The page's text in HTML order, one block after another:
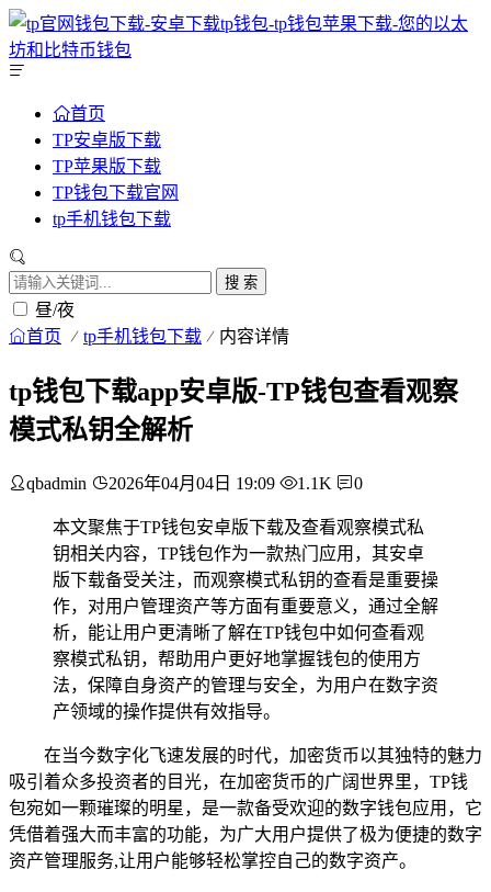
首页
TP安卓版下载
TP苹果版下载
TP钱包下载官网
tp手机钱包下载
搜 索
昼/夜
首页 tp手机钱包下载 内容详情
tp钱包下载app安卓版-TP钱包查看观察
模式私钥全解析
qbadmin 2026年04月04日 19:09 1.1K 0
本文聚焦于TP钱包安卓版下载及查看观察模式私
钥相关内容，TP钱包作为一款热门应用，其安卓
版下载备受关注，而观察模式私钥的查看是重要操
作，对用户管理资产等方面有重要意义，通过全解
析，能让用户更清晰了解在TP钱包中如何查看观
察模式私钥，帮助用户更好地掌握钱包的使用方
法，保障自身资产的管理与安全，为用户在数字资
产领域的操作提供有效指导。
在当今数字化飞速发展的时代，加密货币以其独特的魅力
吸引着众多投资者的目光，在加密货币的广阔世界里，TP钱
包宛如一颗璀璨的明星，是一款备受欢迎的数字钱包应用，它
凭借着强大而丰富的功能，为广大用户提供了极为便捷的数字
资产管理服务,让用户能够轻松掌控自己的数字资产。